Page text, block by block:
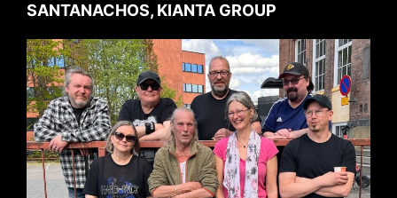
SANTANACHOS, KIANTA GROUP